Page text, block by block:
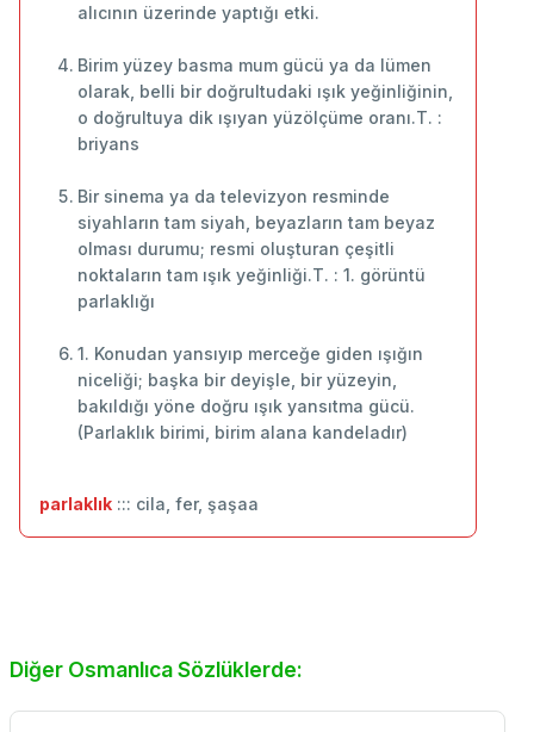
alıcının üzerinde yaptığı etki.
Birim yüzey basma mum gücü ya da lümen
olarak, belli bir doğrultudaki ışık yeğinliğinin,
o doğrultuya dik ışıyan yüzölçüme oranı.T. :
briyans
Bir sinema ya da televizyon resminde
siyahların tam siyah, beyazların tam beyaz
olması durumu; resmi oluşturan çeşitli
noktaların tam ışık yeğinliği.T. : 1. görüntü
parlaklığı
1. Konudan yansıyıp merceğe giden ışığın
niceliği; başka bir deyişle, bir yüzeyin,
bakıldığı yöne doğru ışık yansıtma gücü.
(Parlaklık birimi, birim alana kandeladır)
parlaklık ::: cila, fer, şaşaa
Diğer Osmanlıca Sözlüklerde: